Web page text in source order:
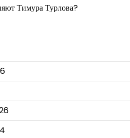
Тимура Турлова?